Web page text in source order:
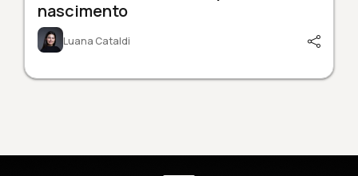
nascimento
Luana Cataldi